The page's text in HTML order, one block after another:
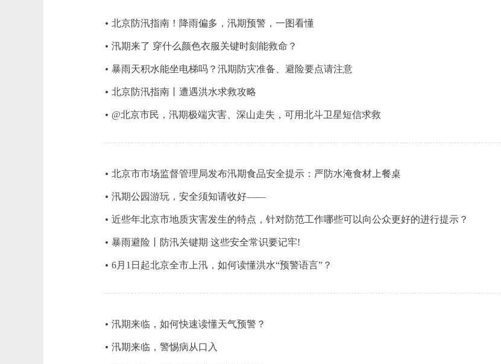
北京防汛指南！降雨偏多，汛期预警，一图看懂
汛期来了 穿什么颜色衣服关键时刻能救命？
暴雨天积水能坐电梯吗？汛期防灾准备、避险要点请注意
北京防汛指南丨遭遇洪水求救攻略
@北京市民，汛期极端灾害、深山走失，可用北斗卫星短信求救
北京市市场监督管理局发布汛期食品安全提示：严防水淹食材上餐桌
汛期公园游玩，安全须知请收好——
近些年北京市地质灾害发生的特点，针对防范工作哪些可以向公众更好的进行提示？
暴雨避险丨防汛关键期 这些安全常识要记牢!
6月1日起北京全市上汛，如何读懂洪水“预警语言”？
汛期来临，如何快速读懂天气预警？
汛期来临，警惕病从口入